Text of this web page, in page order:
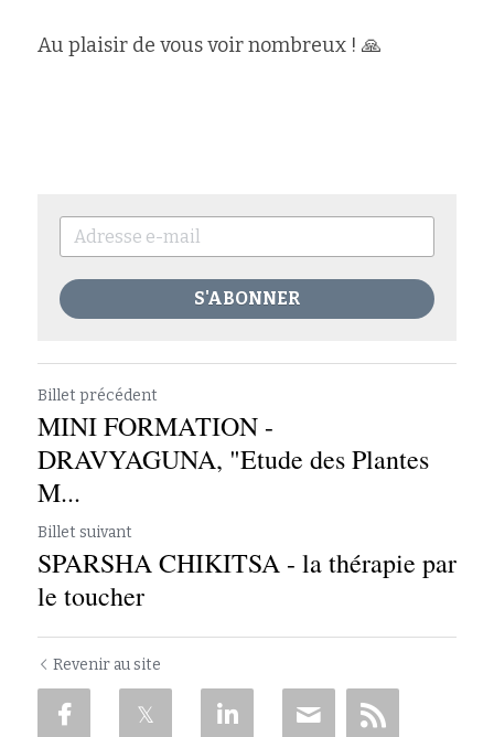
Au plaisir de vous voir nombreux ! 🙏
S'ABONNER
Billet précédent
MINI FORMATION -
DRAVYAGUNA, "Etude des Plantes
M...
Billet suivant
SPARSHA CHIKITSA - la thérapie par
le toucher
Revenir au site